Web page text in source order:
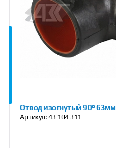
Отвод изогнутый 90° 63мм
Артикул:43 104 311